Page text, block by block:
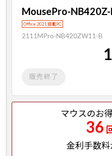
MousePro-NB420Z-
Office 2021 搭載PC
2111MPro-NB420ZW11-B
販売終了
マウスのお
36
金利手数料